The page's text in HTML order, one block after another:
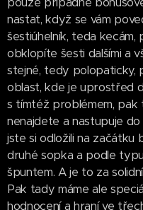
nastat, když se vám
šestiúhelník, teda
obklopíte šesti dalšími a
stejné, tedy polopaticky,
oblast, kde je uprostřed
s tímtéž problémem,
nenajdete a nastupuje
jste si odložili na začátku
druhé sopka a podle
špuntem. A je to za
Pak tady máme ale
hodnocení a hraní ve